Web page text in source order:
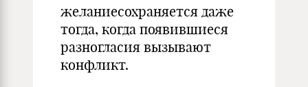
желаниесохраняется даже
тогда, когда появившиеся
разногласия вызывают
конфликт.